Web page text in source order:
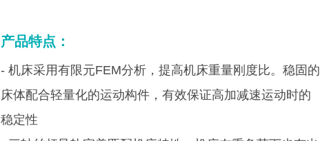
产品特点：
- 机床采用有限元FEM分析，提高机床重量刚度比。稳固的
床体配合轻量化的运动构件，有效保证高加减速运动时的
稳定性